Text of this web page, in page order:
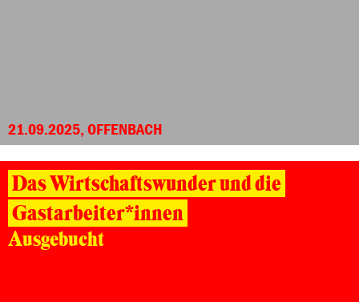
21.09.2025, OFFENBACH
Das Wirtschaftswunder und die
Gastarbeiter*innen
Ausgebucht